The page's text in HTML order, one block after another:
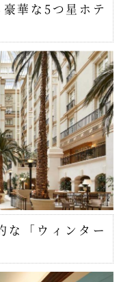
華な5つ星ホテ
な「ウィンター